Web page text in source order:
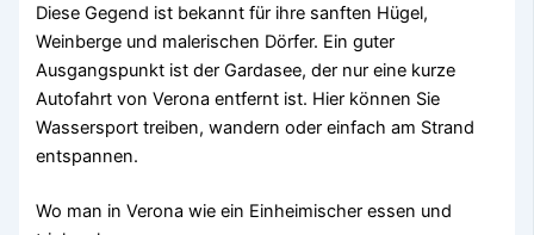
Diese Gegend ist bekannt für ihre sanften Hügel,
Weinberge und malerischen Dörfer. Ein guter
Ausgangspunkt ist der Gardasee, der nur eine kurze
Autofahrt von Verona entfernt ist. Hier können Sie
Wassersport treiben, wandern oder einfach am Strand
entspannen.
Wo man in Verona wie ein Einheimischer essen und